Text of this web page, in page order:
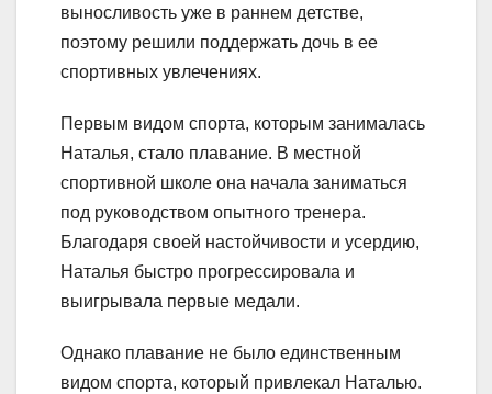
выносливость уже в раннем детстве,
поэтому решили поддержать дочь в ее
спортивных увлечениях.
Первым видом спорта, которым занималась
Наталья, стало плавание. В местной
спортивной школе она начала заниматься
под руководством опытного тренера.
Благодаря своей настойчивости и усердию,
Наталья быстро прогрессировала и
выигрывала первые медали.
Однако плавание не было единственным
видом спорта, который привлекал Наталью.